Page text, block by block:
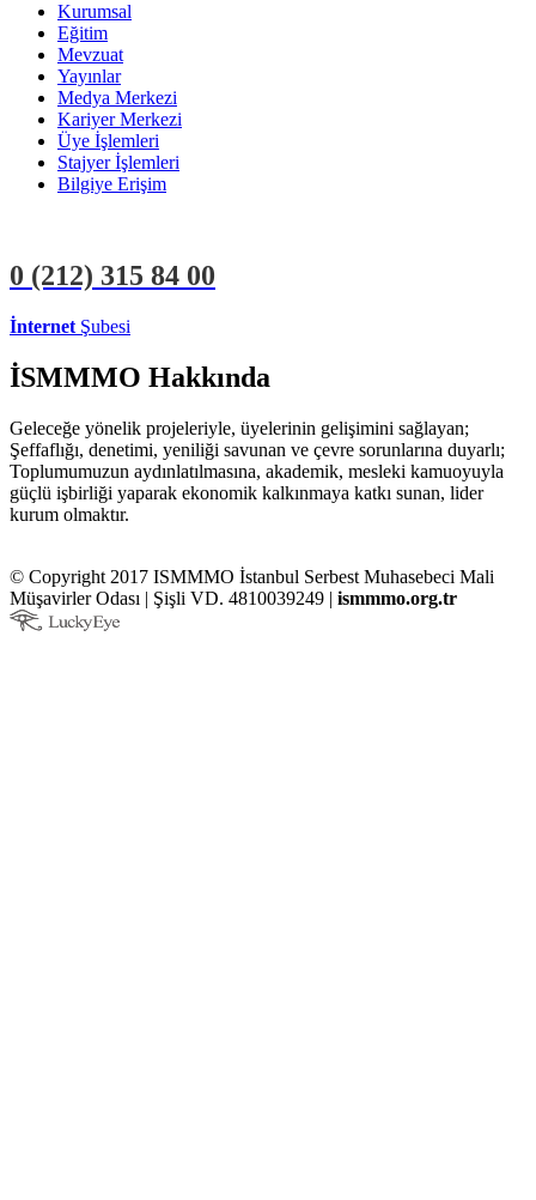
Kurumsal
Eğitim
Mevzuat
Yayınlar
Medya Merkezi
Kariyer Merkezi
Üye İşlemleri
Stajyer İşlemleri
Bilgiye Erişim
0 (212) 315 84 00
İnternet Şubesi
İSMMMO Hakkında
Geleceğe yönelik projeleriyle, üyelerinin gelişimini sağlayan;
Şeffaflığı, denetimi, yeniliği savunan ve çevre sorunlarına duyarlı;
Toplumumuzun aydınlatılmasına, akademik, mesleki kamuoyuyla
güçlü işbirliği yaparak ekonomik kalkınmaya katkı sunan, lider
kurum olmaktır.
© Copyright 2017 ISMMMO İstanbul Serbest Muhasebeci Mali
Müşavirler Odası | Şişli VD. 4810039249 | ismmmo.org.tr